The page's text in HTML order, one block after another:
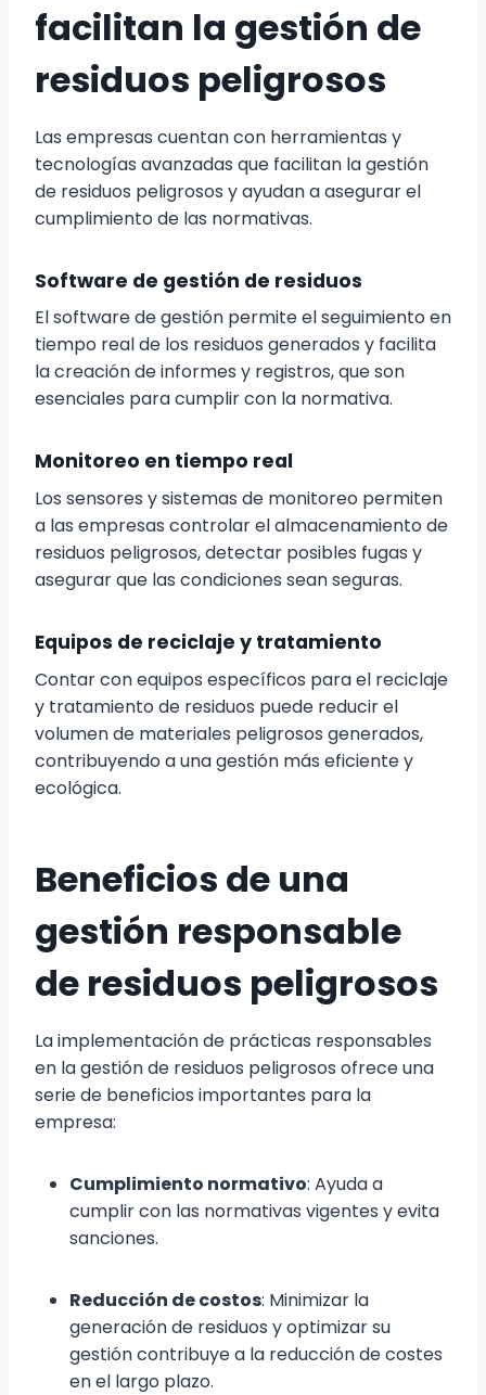
facilitan la gestión de
residuos peligrosos
Las empresas cuentan con herramientas y
tecnologías avanzadas que facilitan la gestión
de residuos peligrosos y ayudan a asegurar el
cumplimiento de las normativas.
Software de gestión de residuos
El software de gestión permite el seguimiento en
tiempo real de los residuos generados y facilita
la creación de informes y registros, que son
esenciales para cumplir con la normativa.
Monitoreo en tiempo real
Los sensores y sistemas de monitoreo permiten
a las empresas controlar el almacenamiento de
residuos peligrosos, detectar posibles fugas y
asegurar que las condiciones sean seguras.
Equipos de reciclaje y tratamiento
Contar con equipos específicos para el reciclaje
y tratamiento de residuos puede reducir el
volumen de materiales peligrosos generados,
contribuyendo a una gestión más eficiente y
ecológica.
Beneficios de una
gestión responsable
de residuos peligrosos
La implementación de prácticas responsables
en la gestión de residuos peligrosos ofrece una
serie de beneficios importantes para la
empresa:
Cumplimiento normativo: Ayuda a
cumplir con las normativas vigentes y evita
sanciones.
Reducción de costos: Minimizar la
generación de residuos y optimizar su
gestión contribuye a la reducción de costes
en el largo plazo.